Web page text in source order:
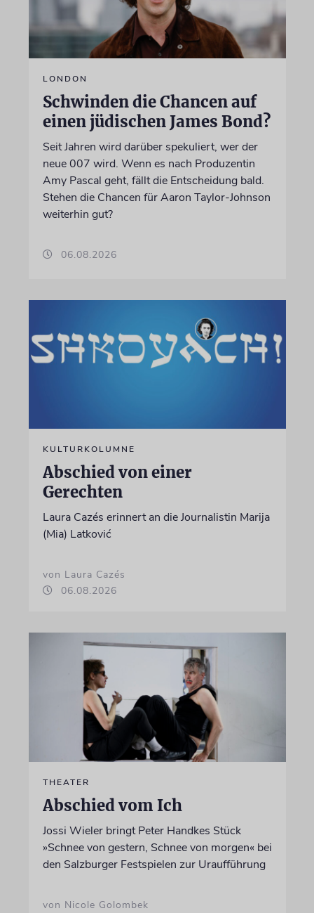
LONDON
Schwinden die Chancen auf
einen jüdischen James Bond?
Seit Jahren wird darüber spekuliert, wer der
neue 007 wird. Wenn es nach Produzentin
Amy Pascal geht, fällt die Entscheidung bald.
Stehen die Chancen für Aaron Taylor-Johnson
weiterhin gut?
06.08.2026
KULTURKOLUMNE
Abschied von einer
Gerechten
Laura Cazés erinnert an die Journalistin Marija
(Mia) Latković
von Laura Cazés
06.08.2026
THEATER
Abschied vom Ich
Jossi Wieler bringt Peter Handkes Stück
»Schnee von gestern, Schnee von morgen« bei
den Salzburger Festspielen zur Uraufführung
von Nicole Golombek